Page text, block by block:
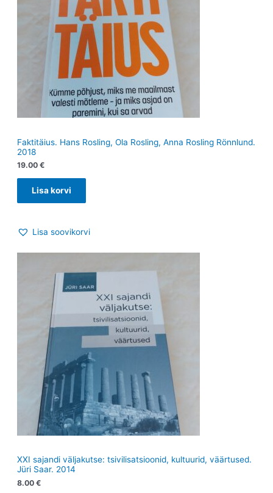
Faktitäius. Hans Rosling, Ola Rosling, Anna Rosling Rönnlund.
2018
19.00 €
Lisa korvi
Lisa soovikorvi
XXI sajandi väljakutse: tsivilisatsioonid, kultuurid, väärtused.
Jüri Saar. 2014
8.00 €